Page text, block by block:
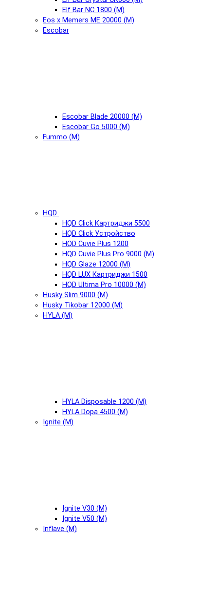
Elf Bar NC 1800 (М)
Eos x Memers ME 20000 (М)
Escobar
Escobar Blade 20000 (М)
Escobar Go 5000 (М)
Fummo (М)
HQD
HQD Click Картриджи 5500
HQD Click Устройство
HQD Cuvie Plus 1200
HQD Cuvie Plus Pro 9000 (М)
HQD Glaze 12000 (М)
HQD LUX Картриджи 1500
HQD Ultima Pro 10000 (М)
Husky Slim 9000 (М)
Husky Tikobar 12000 (М)
HYLA (М)
HYLA Disposable 1200 (М)
HYLA Dopa 4500 (М)
Ignite (М)
Ignite V30 (М)
Ignite V50 (М)
Inflave (М)